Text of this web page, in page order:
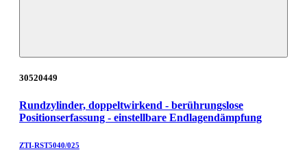
30520449
Rundzylinder, doppeltwirkend - berührungslose
Positionserfassung - einstellbare Endlagendämpfung
ZTI-RST5040/025